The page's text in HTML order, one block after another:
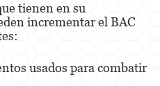
tienen en su
incrementar el BAC
usados para combatir